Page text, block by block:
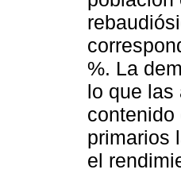
%. La
lo que las
primarios
el